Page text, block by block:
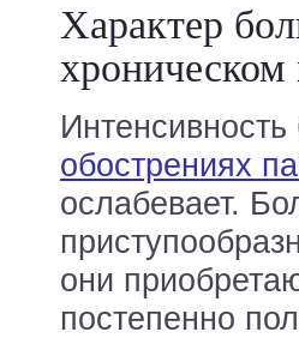
Характер
хроническом
обострениях
ослабевает.
они
постепенно